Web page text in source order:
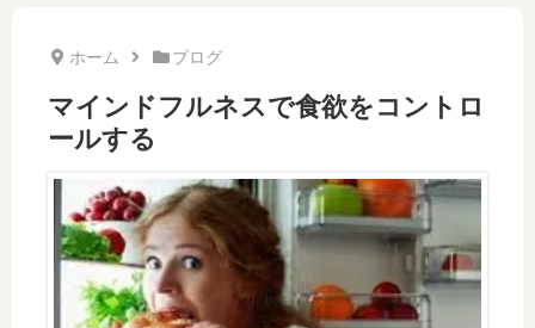
ホーム ブログ
マインドフルネスで食欲をコントロ
ールする